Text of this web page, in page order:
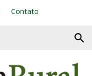
Contato
search